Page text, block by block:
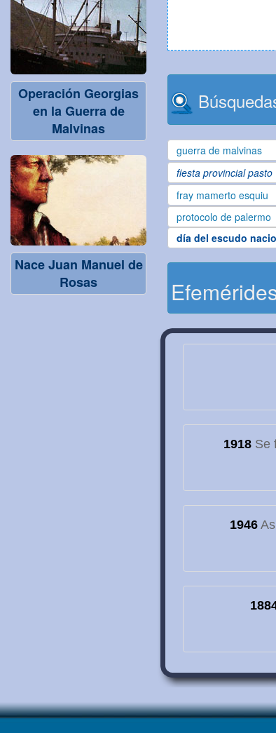
Operación Georgias
en la Guerra de
Malvinas
Nace Juan Manuel de
Rosas
guerra de malvinas
fiesta provincial pasto
fray mamerto esquiu
protocolo de palermo
día del escudo
1918Se
1946